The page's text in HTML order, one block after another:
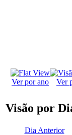
Ver por ano Ver
Visão por
Dia Anterior